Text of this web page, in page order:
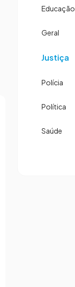
Educação
Geral
Justiça
Polícia
Política
Saúde